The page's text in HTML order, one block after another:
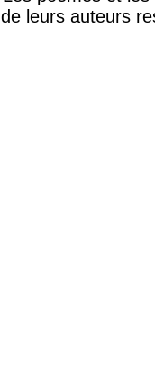
de leurs auteurs